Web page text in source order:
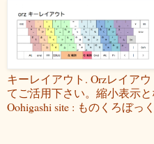
キーレイアウト. Orzレイア
てご活用下さい。縮小表示
Oohigashi site : ものくろぼっ